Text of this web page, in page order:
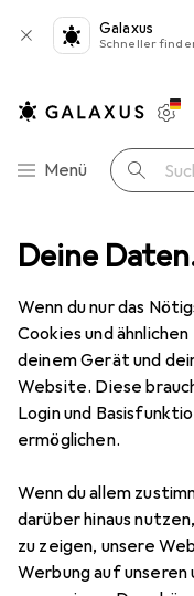
Deine
Wenn du nur das
Cookies und
deinem Gerät und
Website. Diese
Login und
ermöglichen.
Wenn du allem
darüber hinaus
zu zeigen, unsere
Werbung auf
Galaxus
Schneller
Navigation nach
Menü Suche
Gigabit Lan Kabel
Primewire
- Ethernet
Patchkabel -
U/FTP, CAT7, 5 m
Preis in EUR inkl.
EUR
8,95